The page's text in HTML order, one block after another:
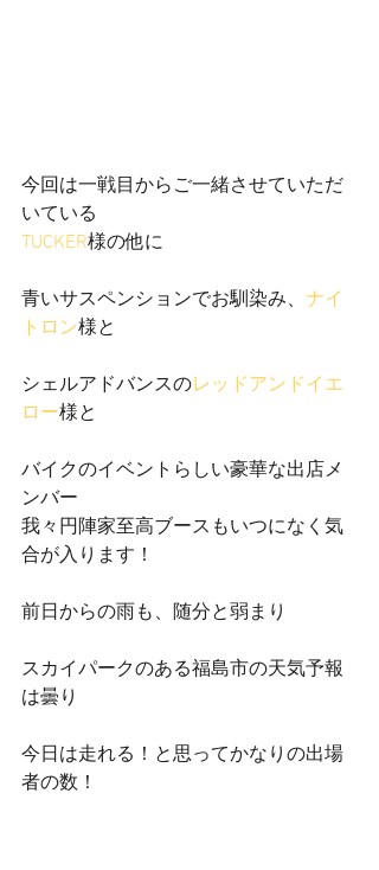
今回は一戦目からご一緒させていただ
いている
TUCKER様の他に
青いサスペンションでお馴染み、 ナイ
トロン様と
シェルアドバンスのレッドアンドイエ
ロー様と
バイクのイベントらしい豪華な出店メ
ンバー
我々円陣家至高ブースもいつになく気
合が入ります！
前日からの雨も、随分と弱まり
スカイパークのある福島市の天気予報
は曇り
今日は走れる！と思ってかなりの出場
者の数！